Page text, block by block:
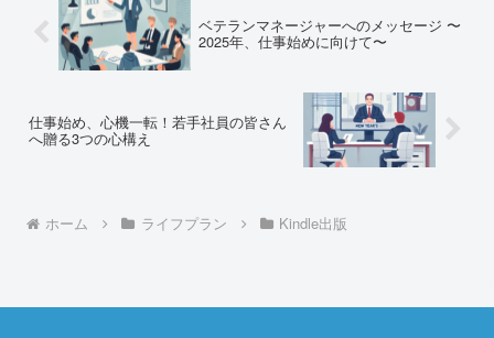
ベテランマネージャーへのメッセージ 〜
2025年、仕事始めに向けて〜
仕事始め、心機一転！若手社員の皆さん
へ贈る3つの心構え
ホーム ライフプラン Kindle出版